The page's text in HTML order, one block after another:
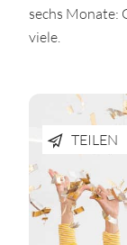
sechs Monate:
viele.
TEILEN